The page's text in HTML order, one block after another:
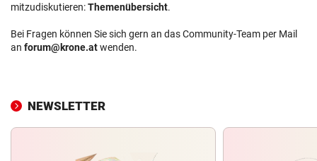
mitzudiskutieren:Themenübersicht.
Bei Fragen können Sie sich gern an das Community-Team per Mail
an forum@krone.atwenden.
NEWSLETTER